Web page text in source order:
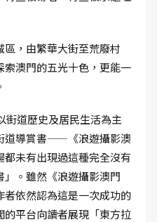
，由繁華大街至荒廢村
澳門的五光十色，更能一
街道歷史及居民生活為主
道導賞書——《浪遊攝影澳
未有出現過這種完全沒有
。雖然《浪遊攝影澳門
依然認為這是一次成功的
平台向讀者展現「東方拉